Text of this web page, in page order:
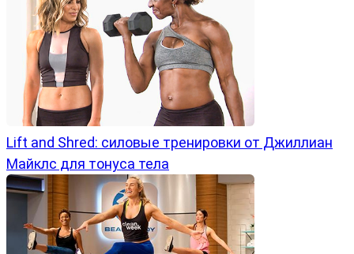
Lift and Shred: силовые тренировки от Джиллиан
Майклс для тонуса тела